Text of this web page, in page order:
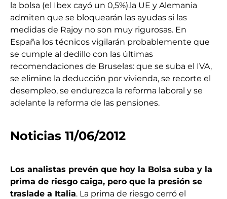
la bolsa (el Ibex cayó un 0,5%).la UE y Alemania
admiten que se bloquearán las ayudas si las
medidas de Rajoy no son muy rigurosas. En
España los técnicos vigilarán probablemente que
se cumple al dedillo con las últimas
recomendaciones de Bruselas: que se suba el IVA,
se elimine la deducción por vivienda, se recorte el
desempleo, se endurezca la reforma laboral y se
adelante la reforma de las pensiones.
Noticias 11/06/2012
Los analistas prevén que hoy la Bolsa suba y la
prima de riesgo caiga, pero que la presión se
traslade a Italia. La prima de riesgo cerró el